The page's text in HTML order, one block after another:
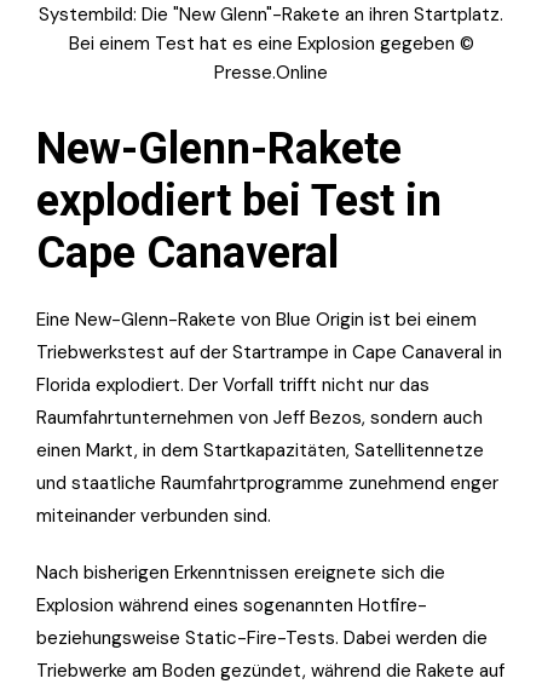
Systembild: Die "New Glenn"-Rakete an ihren Startplatz.
Bei einem Test hat es eine Explosion gegeben ©
Presse.Online
New-Glenn-Rakete
explodiert bei Test in
Cape Canaveral
Eine New-Glenn-Rakete von Blue Origin ist bei einem
Triebwerkstest auf der Startrampe in Cape Canaveral in
Florida explodiert. Der Vorfall trifft nicht nur das
Raumfahrtunternehmen von Jeff Bezos, sondern auch
einen Markt, in dem Startkapazitäten, Satellitennetze
und staatliche Raumfahrtprogramme zunehmend enger
miteinander verbunden sind.
Nach bisherigen Erkenntnissen ereignete sich die
Explosion während eines sogenannten Hotfire-
beziehungsweise Static-Fire-Tests. Dabei werden die
Triebwerke am Boden gezündet, während die Rakete auf